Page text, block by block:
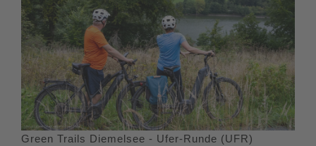
Green Trails Diemelsee - Ufer-Runde (UFR)